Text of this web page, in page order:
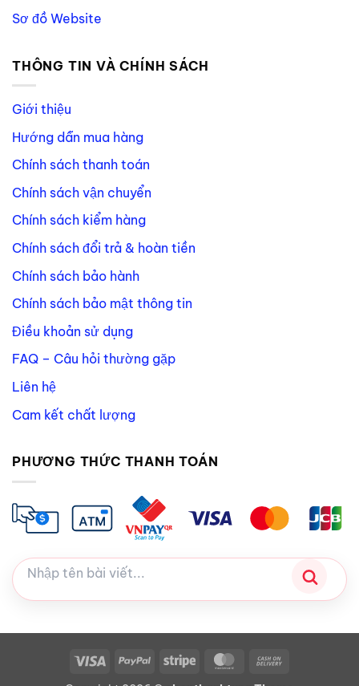
Sơ đồ Website
THÔNG TIN VÀ CHÍNH SÁCH
Giới thiệu
Hướng dẫn mua hàng
Chính sách thanh toán
Chính sách vận chuyển
Chính sách kiểm hàng
Chính sách đổi trả & hoàn tiền
Chính sách bảo hành
Chính sách bảo mật thông tin
Điều khoản sử dụng
FAQ – Câu hỏi thường gặp
Liên hệ
Cam kết chất lượng
PHƯƠNG THỨC THANH TOÁN
Visa PayPal Stripe MasterCard